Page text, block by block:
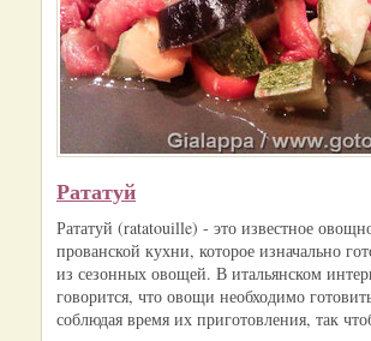
Рататуй
Рататуй (ratatouille) - это известное
прованской кухни, которое изначально
из сезонных овощей. В итальянском
говорится, что овощи необходимо
соблюдая время их приготовления, так